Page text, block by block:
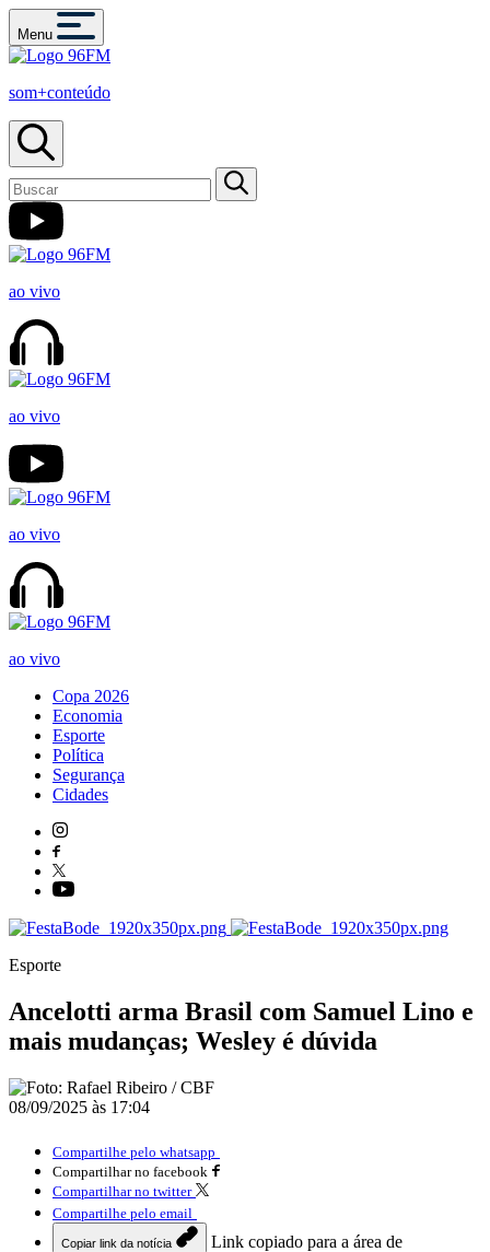
Menu
som+conteúdo
ao vivo
ao vivo
ao vivo
ao vivo
Copa 2026
Economia
Esporte
Política
Segurança
Cidades
Esporte
Ancelotti arma Brasil com Samuel Lino e
mais mudanças; Wesley é dúvida
08/09/2025 às 17:04
Compartilhe pelo whatsapp
Compartilhar no facebook
Compartilhar no twitter
Compartilhe pelo email
Copiar link da notícia
Link copiado para a área de